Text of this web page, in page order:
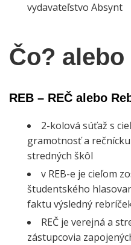
vydavateľstvo Absynt
Čo? alebo
REB – REČ alebo
2-kolová súťaž s
gramotnosť a
stredných škôl
v REB-e je cieľom
študentského
faktu výsledný
REČ je verejná a
zástupcovia